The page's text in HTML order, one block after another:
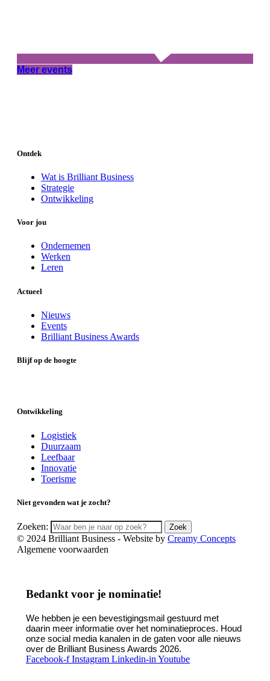
Meer events
Ontdek
Wat is Brilliant Business
Strategie
Ontwikkeling
Voor jou
Ondernemen
Werken
Leren
Actueel
Nieuws
Events
Brilliant Business Awards
Blijf op de hoogte
Ontwikkeling
Logistiek
Duurzaam
Leefbaar
Innovatie
Toerisme
Niet gevonden wat je zocht?
Zoeken: Zoek
© 2024 Brilliant Business - Website by Creamy Concepts
Algemene voorwaarden
Bedankt voor je nominatie!
We hebben je een bevestigingsmail gestuurd met
daarin meer informatie over het nominatieproces. Houd
onze social media kanalen in de gaten voor alle nieuws
over de Brilliant Business Awards 2026.
Facebook-f Instagram Linkedin-in Youtube